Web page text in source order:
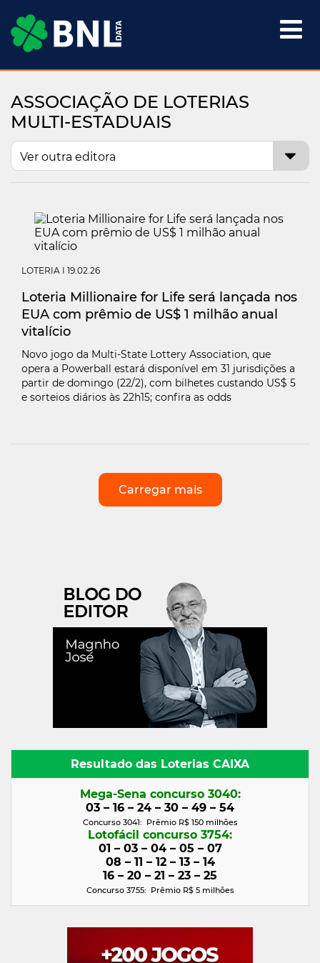

ASSOCIAÇÃO DE LOTERIAS
MULTI-ESTADUAIS
LOTERIA I 19.02.26
Loteria Millionaire for Life será lançada nos
EUA com prêmio de US$ 1 milhão anual
vitalício
Novo jogo da Multi-State Lottery Association, que
opera a Powerball estará disponível em 31 jurisdições a
partir de domingo (22/2), com bilhetes custando US$ 5
e sorteios diários às 22h15; confira as odds
Carregar mais
Resultado das Loterias CAIXA
Mega-Sena concurso 3040:
03 – 16 – 24 – 30 – 49 – 54
Concurso 3041: Prêmio R$ 150 milhões
Lotofácil concurso 3754:
01 – 03 – 04 – 05 – 07
08 – 11 – 12 – 13 – 14
16 – 20 – 21 – 23 – 25
Concurso 3755: Prêmio R$ 5 milhões